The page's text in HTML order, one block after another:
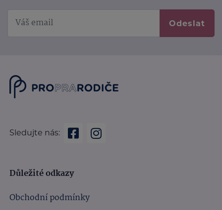
Odeslat
Sledujte nás:
Důležité odkazy
Obchodní podmínky